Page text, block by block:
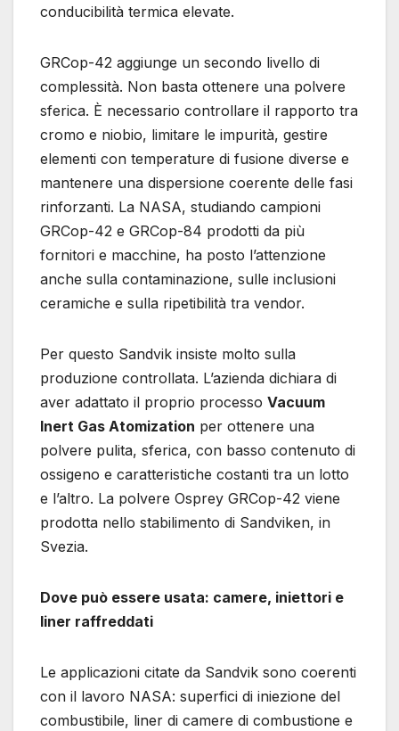
conducibilità termica elevate.
GRCop-42 aggiunge un secondo livello di
complessità. Non basta ottenere una polvere
sferica. È necessario controllare il rapporto tra
cromo e niobio, limitare le impurità, gestire
elementi con temperature di fusione diverse e
mantenere una dispersione coerente delle fasi
rinforzanti. La NASA, studiando campioni
GRCop-42 e GRCop-84 prodotti da più
fornitori e macchine, ha posto l’attenzione
anche sulla contaminazione, sulle inclusioni
ceramiche e sulla ripetibilità tra vendor.
Per questo Sandvik insiste molto sulla
produzione controllata. L’azienda dichiara di
aver adattato il proprio processo Vacuum
Inert Gas Atomization per ottenere una
polvere pulita, sferica, con basso contenuto di
ossigeno e caratteristiche costanti tra un lotto
e l’altro. La polvere Osprey GRCop-42 viene
prodotta nello stabilimento di Sandviken, in
Svezia.
Dove può essere usata: camere, iniettori e
liner raffreddati
Le applicazioni citate da Sandvik sono coerenti
con il lavoro NASA: superfici di iniezione del
combustibile, liner di camere di combustione e